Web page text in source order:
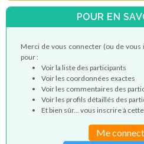
POUR EN
Merci de vous connecter (ou de
pour :
Voir la liste des participants
Voir les coordonnées exactes
Voir les commentaires des
Voir les profils détaillés des
Et bien sûr... vous inscrire à
Me